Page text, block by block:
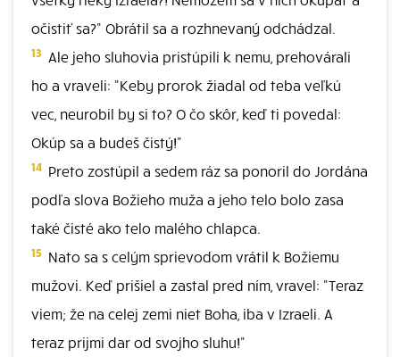
očistiť sa?" Obrátil sa a rozhnevaný odchádzal.
13 Ale jeho sluhovia pristúpili k nemu, prehovárali
ho a vraveli: "Keby prorok žiadal od teba veľkú
vec, neurobil by si to? O čo skôr, keď ti povedal:
Okúp sa a budeš čistý!"
14 Preto zostúpil a sedem ráz sa ponoril do Jordána
podľa slova Božieho muža a jeho telo bolo zasa
také čisté ako telo malého chlapca.
15 Nato sa s celým sprievodom vrátil k Božiemu
mužovi. Keď prišiel a zastal pred ním, vravel: "Teraz
viem; že na celej zemi niet Boha, iba v Izraeli. A
teraz prijmi dar od svojho sluhu!"